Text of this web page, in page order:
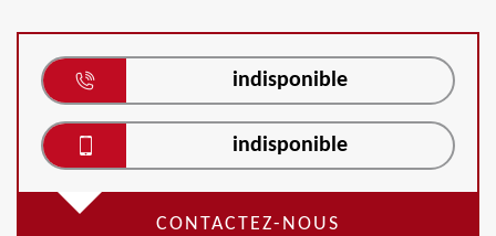
indisponible
indisponible
CONTACTEZ-NOUS